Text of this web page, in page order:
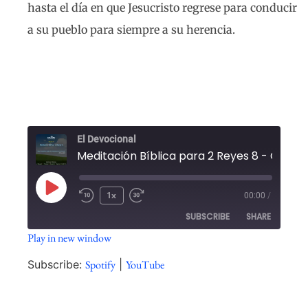
hasta el día en que Jesucristo regrese para conducir
a su pueblo para siempre a su herencia.
El Devocional
1x 00:00 /
SUBSCRIBE SHARE
SHARE
Play in new window
Subscribe: Spotify| YouTube